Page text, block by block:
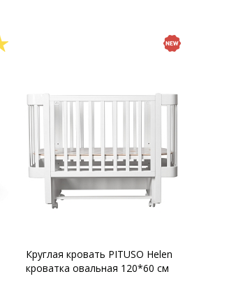
Круглая кровать PITUSO Helen
кроватка овальная 120*60 см